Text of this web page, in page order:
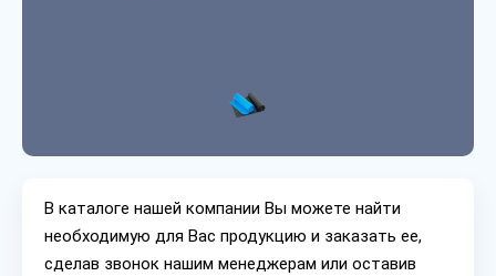
В каталоге нашей компании Вы можете найти
необходимую для Вас продукцию и заказать ее,
сделав звонок нашим менеджерам или оставив